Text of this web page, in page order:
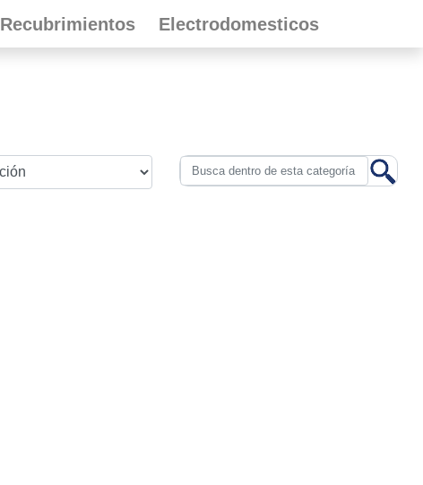
Recubrimientos Electrodomesticos